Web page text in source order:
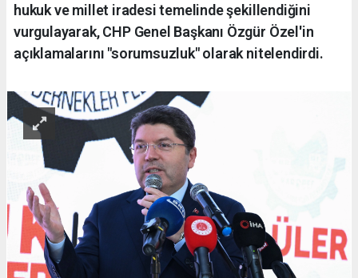
hukuk ve millet iradesi temelinde şekillendiğini
vurgulayarak, CHP Genel Başkanı Özgür Özel'in
açıklamalarını "sorumsuzluk" olarak nitelendirdi.